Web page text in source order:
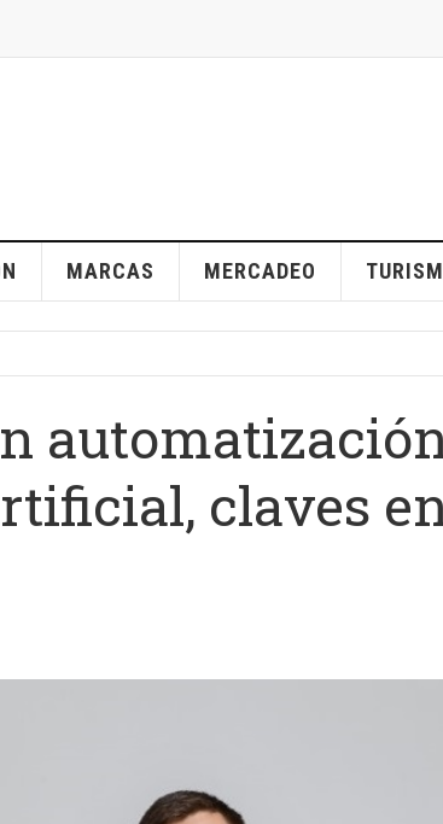
MARCAS MERCADEO
claves